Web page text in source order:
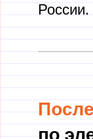
России.
по